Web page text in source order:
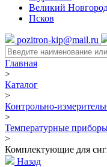
Великий
Псков
pozitron-kip@mail.ru
Главная
>
Каталог
>
Контрольно-
>
Температурные
>
Комплектующие для
Назад